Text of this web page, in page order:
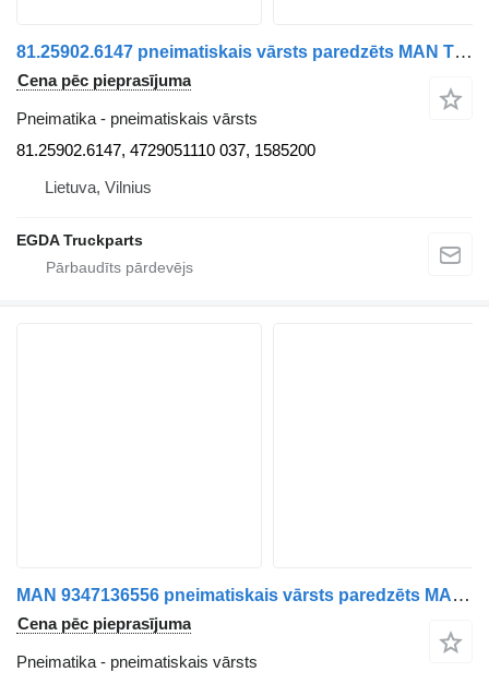
81.25902.6147 pneimatiskais vārsts paredzēts MAN TGX vilcēja
Cena pēc pieprasījuma
Pneimatika - pneimatiskais vārsts
81.25902.6147, 4729051110 037, 1585200
Lietuva, Vilnius
EGDA Truckparts
MAN 9347136556 pneimatiskais vārsts paredzēts MAN TGX vilcēja
Cena pēc pieprasījuma
Pneimatika - pneimatiskais vārsts